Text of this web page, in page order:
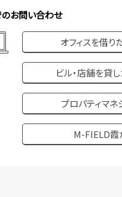
お問い合わせ
オフィスを借り
ビル・店舗を貸
プロパティマネ
M-FIELD霞